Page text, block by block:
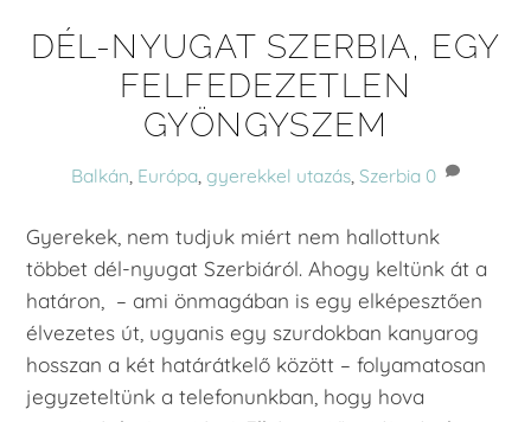
DÉL-NYUGAT SZERBIA, EGY
FELFEDEZETLEN
GYÖNGYSZEM
Balkán Európa, gyerekkel utazás, Szerbia 0
Gyerekek, nem tudjuk miért nem hallottunk
többet dél-nyugat Szerbiáról. Ahogy keltünk át a
határon, – ami önmagában is egy elképesztően
élvezetes út, ugyanis egy szurdokban kanyarog
hosszan a két határátkelő között – folyamatosan
jegyzeteltünk a telefonunkban, hogy hova